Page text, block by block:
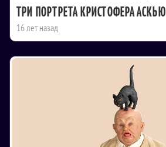
ТРИ ПОРТРЕТА КРИСТОФЕРА АСКЬЮ
16 лет назад